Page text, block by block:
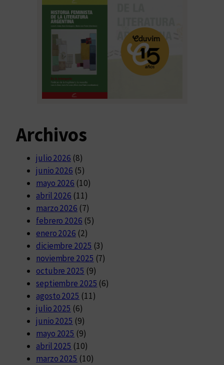
Archivos
julio 2026 (8)
junio 2026 (5)
mayo 2026 (10)
abril 2026 (11)
marzo 2026 (7)
febrero 2026 (5)
enero 2026 (2)
diciembre 2025 (3)
noviembre 2025 (7)
octubre 2025 (9)
septiembre 2025 (6)
agosto 2025 (11)
julio 2025 (6)
junio 2025 (9)
mayo 2025 (9)
abril 2025 (10)
marzo 2025 (10)